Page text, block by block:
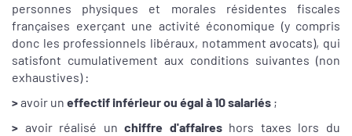
personnes physiques et morales résidentes fiscales
françaises exerçant une activité économique (y compris
donc les professionnels libéraux, notamment avocats), qui
satisfont cumulativement aux conditions suivantes (non
exhaustives) :
>avoir un effectif inférieur ou égal à 10 salariés ;
> avoir réalisé unchiffre d'affaireshors taxes lors du